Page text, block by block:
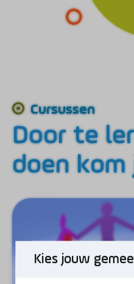
Cursussen
Door te
doen kom
Kies jouw